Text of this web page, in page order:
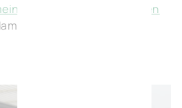
Geschäftsbedingungen
einverstanden.